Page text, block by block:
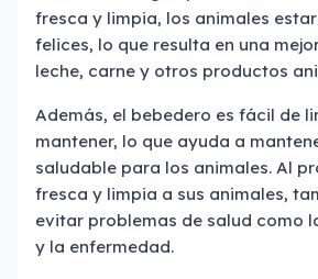
fresca y limpia, los animales
felices, lo que resulta en una
leche, carne y otros productos
Además, el bebedero es fácil de
mantener, lo que ayuda a
saludable para los animales. Al
fresca y limpia a sus animales,
evitar problemas de salud como
y la enfermedad.